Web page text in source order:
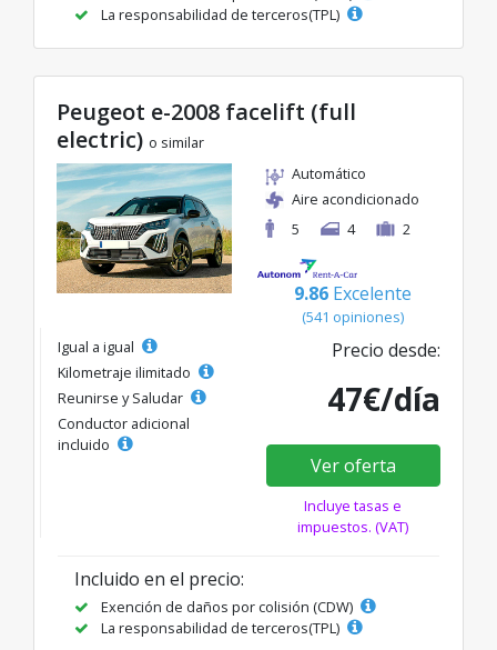
La responsabilidad de terceros(TPL)
Peugeot e-2008 facelift (full
electric) o similar
Automático
Aire acondicionado
5
4 2
9.86 Excelente
(541 opiniones)
Igual a igual
Kilometraje ilimitado
Reunirse y Saludar
Conductor adicional
incluido
Precio desde:
47€/día
Ver oferta
Incluye tasas e
impuestos. (VAT)
Incluido en el precio:
Exención de daños por colisión (CDW)
La responsabilidad de terceros(TPL)